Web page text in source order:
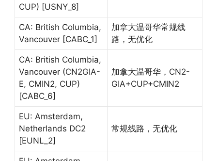
CUP) [USNY_8]
CA: British Columbia,
Vancouver [CABC_1]
加拿大温哥华常规线
路，无优化
CA: British Columbia,
Vancouver (CN2GIA-
E, CMIN2, CUP)
[CABC_6]
加拿大温哥华，CN2-
GIA+CUP+CMIN2
EU: Amsterdam,
Netherlands DC2
[EUNL_2]
常规线路，无优化